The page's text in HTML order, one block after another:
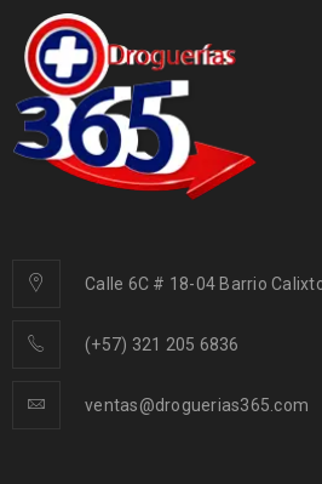
Calle 6C # 18-04 Barrio
(+57) 321 205 6836
ventas@droguerias365.com